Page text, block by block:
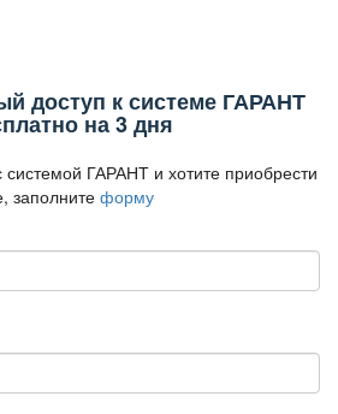
доступ к системе ГАРАНТ
на 3 дня
ГАРАНТ и хотите приобрести
заполните форму